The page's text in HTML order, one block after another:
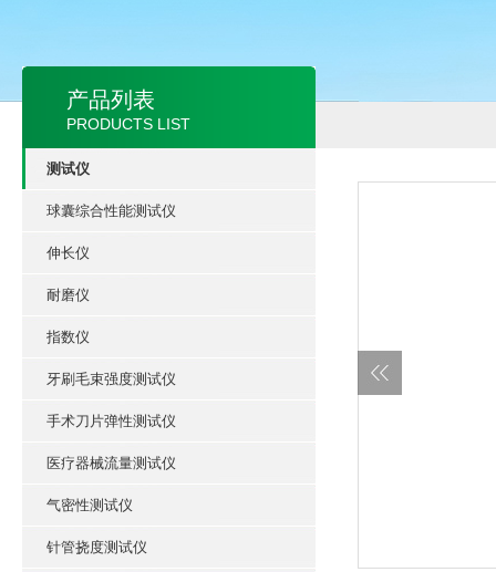
产品列表
PRODUCTS LIST
测试仪
球囊综合性能测试仪
伸长仪
耐磨仪
指数仪
牙刷毛束强度测试仪
手术刀片弹性测试仪
医疗器械流量测试仪
气密性测试仪
针管挠度测试仪